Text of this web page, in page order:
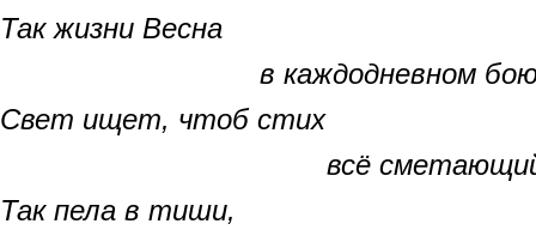
Так жизни Весна
в каждодневном
Свет ищет, чтоб стих
всё сметающий
Так пела в тиши,